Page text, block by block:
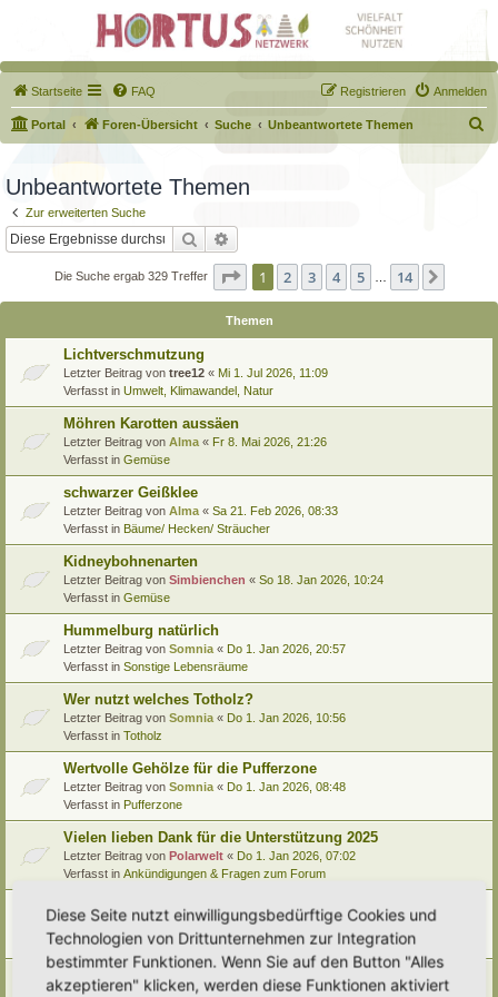
Startseite FAQ Anmelden
Registrieren
Portal Foren-Übersicht Suche Unbeantwortete Themen
u
Unbeantwortete Themen
Zur erweiterten Suche
Suche
Die Suche ergab 329 Treffer Seite 1von 14
1 2 3 4 5 14
Themen
Lichtverschmutzung
Letzter Beitrag von tree12 « Mi 1. Jul 2026, 11:09
Verfasst in Umwelt, Klimawandel, Natur
Möhren Karotten aussäen
Letzter Beitrag von Alma « Fr 8. Mai 2026, 21:26
Verfasst in Gemüse
schwarzer Geißklee
Letzter Beitrag von Alma « Sa 21. Feb 2026, 08:33
Verfasst in Bäume/ Hecken/ Sträucher
Kidneybohnenarten
Letzter Beitrag von Simbienchen « So 18. Jan 2026, 10:24
Verfasst in Gemüse
Hummelburg natürlich
Letzter Beitrag von Somnia « Do 1. Jan 2026, 20:57
Verfasst in Sonstige Lebensräume
Wer nutzt welches Totholz?
Letzter Beitrag von Somnia « Do 1. Jan 2026, 10:56
Verfasst in Totholz
Wertvolle Gehölze für die Pufferzone
Letzter Beitrag von Somnia « Do 1. Jan 2026, 08:48
Verfasst in Pufferzone
Vielen lieben Dank für die Unterstützung 2025
Letzter Beitrag von Polarwelt « Do 1. Jan 2026, 07:02
Verfasst in Ankündigungen & Fragen zum Forum
Pflanzenportrait (9): Quitte
Letzter Beitrag von Ann1981«Mi 24. Dez 2025, 12:15
Verfasst inPflanzenportraits/ Identifikation
Video Empfehlung (nicht nur) für Kinder
Letzter Beitrag vonMiri « Di 23. Dez 2025, 21:56
Diese Seite nutzt einwilligungsbedürftige Cookies und
Technologien von Drittunternehmen zur Integration
bestimmter Funktionen. Wenn Sie auf den Button "Alles
akzeptieren" klicken, werden diese Funktionen aktiviert